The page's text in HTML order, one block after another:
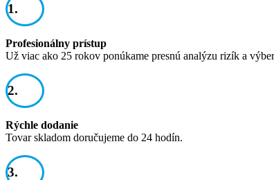
1.
Profesionálny prístup
Už viac ako 25 rokov ponúkame presnú analýzu rizík a
2.
Rýchle dodanie
Tovar skladom doručujeme do 24 hodín.
3.